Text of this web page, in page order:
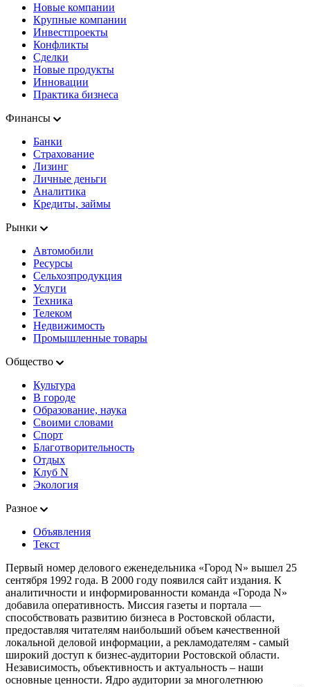
Новые компании
Крупные компании
Инвестпроекты
Конфликты
Сделки
Новые продукты
Инновации
Практика бизнеса
Финансы
Банки
Страхование
Лизинг
Личные деньги
Аналитика
Кредиты, займы
Рынки
Автомобили
Ресурсы
Сельхозпродукция
Услуги
Техника
Телеком
Недвижимость
Промышленные товары
Общество
Культура
В городе
Образование, наука
Своими словами
Спорт
Благотворительность
Отдых
Клуб N
Экология
Разное
Объявления
Текст
Первый номер делового еженедельника «Город N» вышел 25
сентября 1992 года. В 2000 году появился сайт издания. К
аналитичности и информированности команда «Города N»
добавила оперативность. Миссия газеты и портала —
способствовать развитию бизнеса в Ростовской области,
предоставляя читателям наибольший объем качественной
локальной деловой информации, а рекламодателям - самый
широкий доступ к бизнес-аудитории Ростовской области.
Независимость, объективность и актуальность – наши
основные ценности. Ядро аудитории за многолетнюю